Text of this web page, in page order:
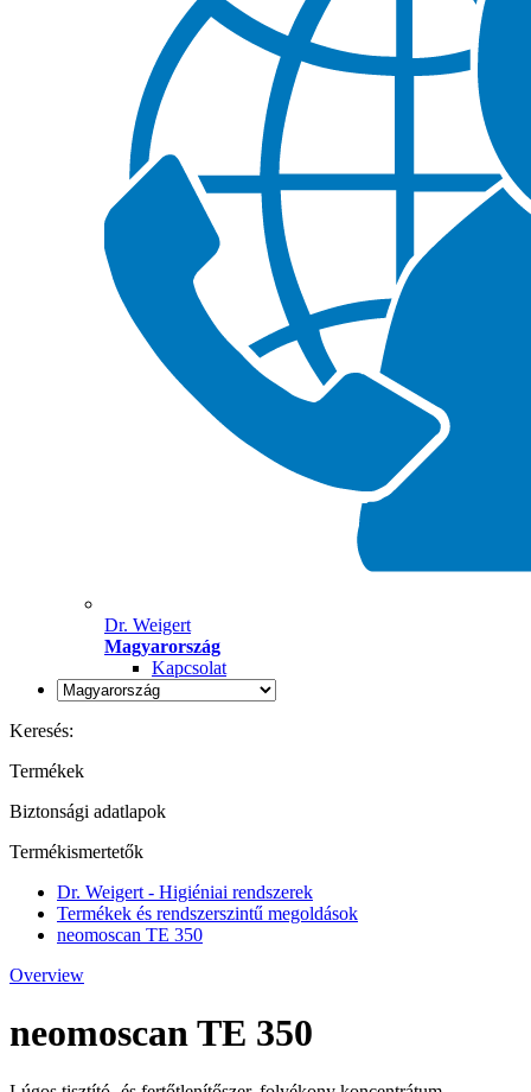
Dr. Weigert
Magyarország
Kapcsolat
Keresés:
Termékek
Biztonsági adatlapok
Termékismertetők
Dr. Weigert - Higiéniai rendszerek
Termékek és rendszerszintű megoldások
neomoscan TE 350
Overview
neomoscan TE 350